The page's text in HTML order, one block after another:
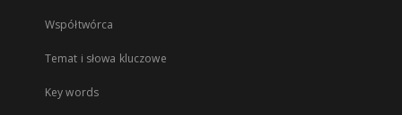
Współtwórca
Temat i słowa kluczowe
Key words